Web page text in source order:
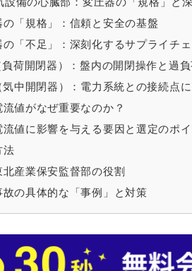
の「規格」：信頼と安全の基盤
の「不足」：深刻化するサプライチ
負荷開閉器）：盤内の開閉操作と過
気中開閉器）：電力系統との接続点
流値がなぜ重要なのか？
流値に影響を与える要因と選定のポイ
法
北産業保安監督部の役割
故の具体的な「事例」と対策